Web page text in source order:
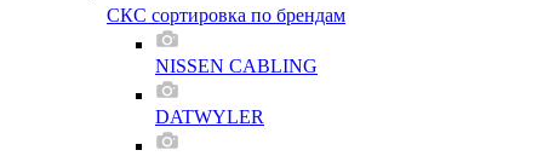
СКС сортировка по брендам
NISSEN CABLING
DATWYLER